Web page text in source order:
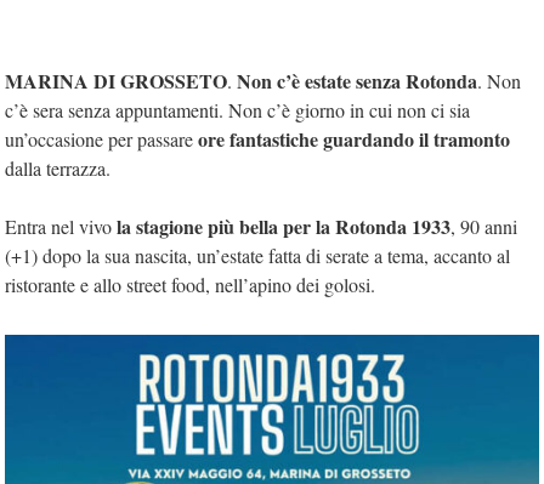
MARINA DI GROSSETO. Non c’è estate senza Rotonda. Non
c’è sera senza appuntamenti. Non c’è giorno in cui non ci sia
un’occasione per passareore fantastiche guardando il tramonto
dalla terrazza.
Entra nel vivola stagione più bella per la Rotonda 1933, 90 anni
(+1) dopo la sua nascita, un’estate fatta di serate a tema, accanto al
ristorante e allo street food, nell’apino dei golosi.